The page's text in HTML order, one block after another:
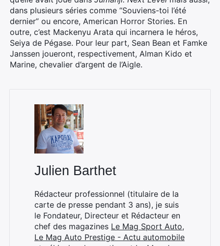
dans plusieurs séries comme “Souviens-toi l’été
dernier” ou encore, American Horror Stories. En
outre, c’est Mackenyu Arata qui incarnera le héros,
Seiya de Pégase. Pour leur part, Sean Bean et Famke
Janssen joueront, respectivement, Alman Kido et
Marine, chevalier d’argent de l’Aigle.
Julien Barthet
Rédacteur professionnel (titulaire de la
carte de presse pendant 3 ans), je suis
le Fondateur, Directeur et Rédacteur en
chef des magazines Le Mag Sport Auto,
Le Mag Auto Prestige - Actu automobile